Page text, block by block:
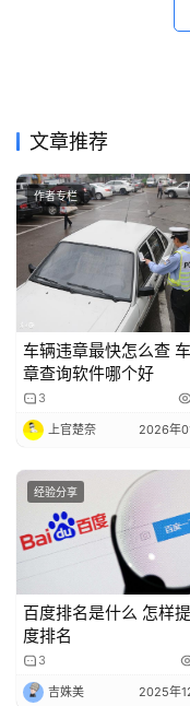
文章推荐
作者专栏
车辆违章最快怎么查
章查询软件哪个好
3
上官楚奈 2026年
经验分享
百度排名是什么 怎样
度排名
3
吉姝美 2025年